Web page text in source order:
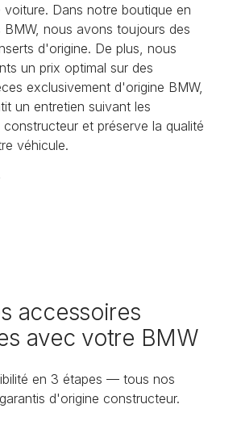
Dans notre boutique en
BMW, nous avons toujours des
d'origine. De plus, nous
un prix optimal sur des
exclusivement d'origine BMW,
un entretien suivant les
et préserve la qualité
véhicule.
accessoires
avec votre BMW
en 3 étapes — tous nos
d'origine constructeur.